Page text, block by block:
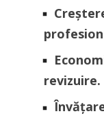
revizuire.